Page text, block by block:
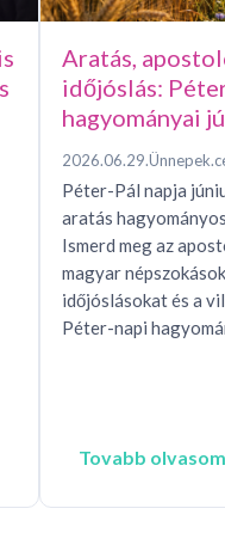
Aratás,
időjóslás:
hagyományai
2026.06.29.
Péter-Pál napja
aratás
Ismerd meg az
magyar
időjóslásokat és a
Péter-napi
Tovabb olvasom